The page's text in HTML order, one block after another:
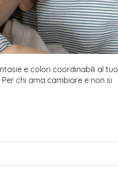
e colori coordinabili al tuo
chi ama cambiare e non si